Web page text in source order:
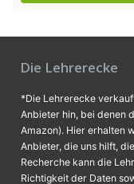
Die Lehrerecke
*Die Lehrerecke
Anbieter hin, bei denen
Amazon). Hier erhalten
Anbieter, die uns hilft,
Recherche kann die
Richtigkeit der Daten